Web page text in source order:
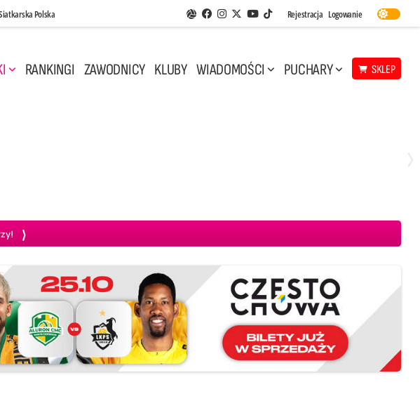
Polska Aplikacja Siatkarskie Ligi
Facebook
Instagram
Twitter
Youtube
TikTok
Rejestracja Logowanie
RANKINGI ZAWODNICY KLUBY WIADOMOŚCI PUCHARY SKLEP